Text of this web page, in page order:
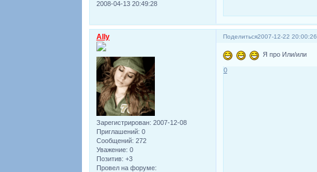
2008-04-13 20:49:28
Поделиться2007-12-22 20:00:26
Ally
Зарегистрирован: 2007-12-08
Приглашений: 0
Сообщений: 272
Уважение: 0
Позитив: +3
Провел на форуме:
Я про Или/или
0